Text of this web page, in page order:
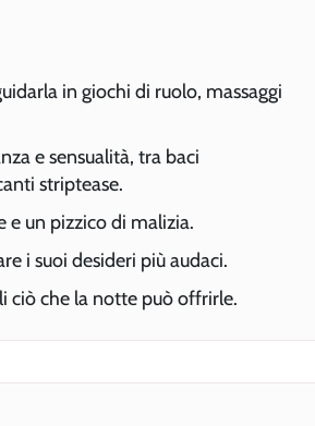
in giochi di ruolo, massaggi
e sensualità, tra baci
striptease.
e un pizzico di malizia.
i suoi desideri più audaci.
ciò che la notte può offrirle.